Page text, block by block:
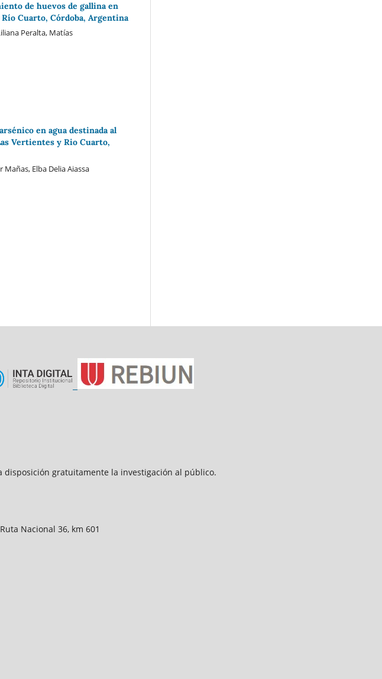
de huevos de gallina en
Cuarto, Córdoba, Argentina
Peralta, Matías
en agua destinada al
Vertientes y Rio Cuarto,
Elba Delia Aiassa
gratuitamente la investigación al público.
Nacional 36, km 601